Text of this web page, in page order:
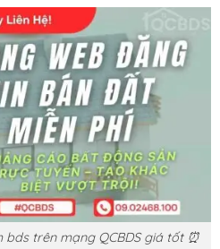
trên mạng QCBDS giá tốt ⏰